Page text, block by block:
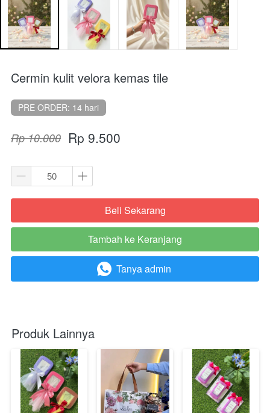
Cermin kulit velora kemas tile
PRE ORDER: 14 hari
Rp 10.000 Rp 9.500
`Beli Sekarang
`
Tambah ke Keranjang
` Tanya admin
Produk Lainnya